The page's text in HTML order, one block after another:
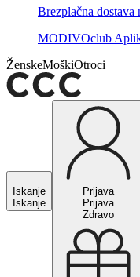
Brezplačna dostava
MODIVOclub
ŽenskeMoškiOtroci
Iskanje
Iskanje
Prijava
Prijava
Zdravo